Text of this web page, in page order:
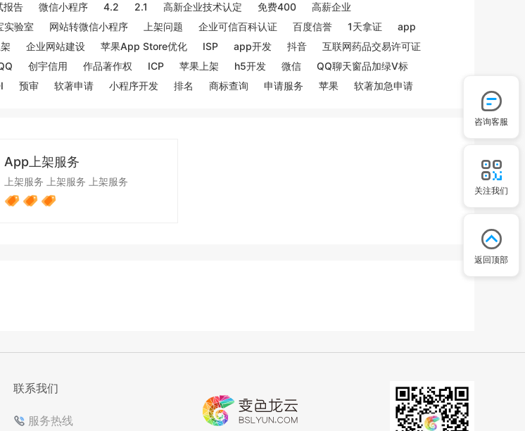
报告 微信小程序 4.2 2.1 高新企业技术认定 免费400
高薪企业
实验室 网站转微信小程序 上架问题 企业可信百科认证 百度信誉 1天拿证
app
企业网站建设 苹果App Store优化 ISP app开发 抖音
互联网药品交易许可证
创宇信用 作品著作权 ICP 苹果上架 h5开发 微信
QQ聊天窗品加绿V标
预审 软著申请 小程序开发 排名 商标查询 申请服务 苹果 软著加急申请
App上架服务
上架服务 上架服务 上架服务
联系我们
服务热线
咨询客服
关注我们
返回顶部